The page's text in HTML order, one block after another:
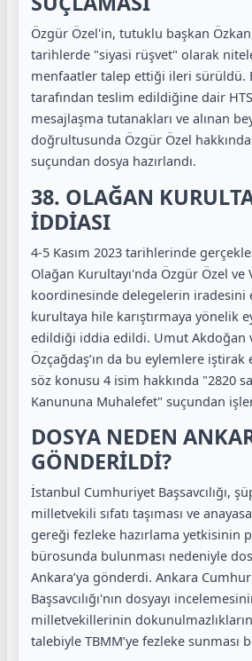
Özgür Özel'in, tutuklu başkan Özkan
tarihlerde "siyasi rüşvet" olarak
menfaatler talep ettiği ileri sürüldü.
tarafından teslim edildiğine dair
mesajlaşma tutanakları ve alınan
doğrultusunda Özgür Özel
suçundan dosya hazırlandı.
38. OLAĞAN
İDDİASI
4-5 Kasım 2023 tarihlerinde
Olağan Kurultayı'nda Özgür Özel ve
koordinesinde delegelerin iradesini
kurultaya hile karıştırmaya yönelik
edildiği iddia edildi. Umut Akdoğan
Özçağdaş’ın da bu eylemlere
söz konusu 4 isim hakkında "2820
Kanununa Muhalefet" suçundan
DOSYA NEDEN
GÖNDERİLDİ?
İstanbul Cumhuriyet Başsavcılığı,
milletvekili sıfatı taşıması ve
gereği fezleke hazırlama yetkisinin
bürosunda bulunması nedeniyle
Ankara’ya gönderdi. Ankara
Başsavcılığı'nın dosyayı
milletvekillerinin
talebiyle TBMM’ye fezleke sunması